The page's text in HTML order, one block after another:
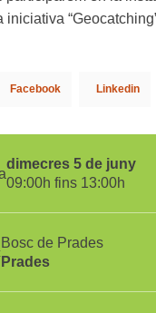
iniciativa
Facebook Linkedin
dimecres 5 de juny
09:00h fins 13:00h
Bosc de Prades
Prades